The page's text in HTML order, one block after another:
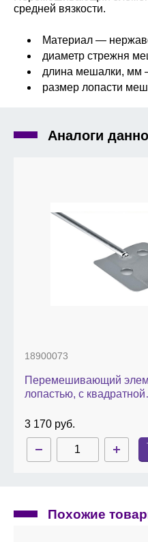
средней вязкости.
Материал —
диаметр стрежня
длина мешалки, мм
размер лопасти
Аналоги
18900073
Перемешивающий
лопастью, с квадратной
длина 40 cм,
3 170 руб.
Похожие